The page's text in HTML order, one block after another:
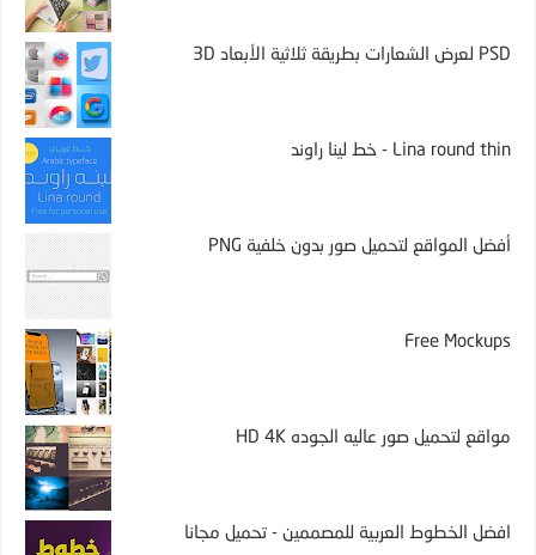
PSD لعرض الشعارات بطريقة ثلاثية الأبعاد 3D
Lina round thin - خط لينا راوند
أفضل المواقع لتحميل صور بدون خلفية PNG
Free Mockups
مواقع لتحميل صور عاليه الجوده HD 4K
افضل الخطوط العربية للمصممين - تحميل مجانا